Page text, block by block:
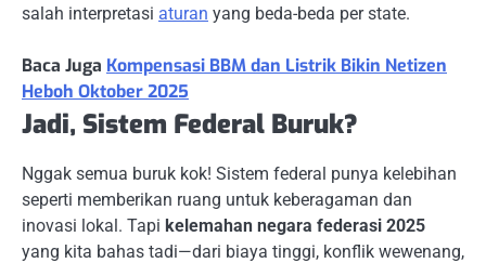
salah interpretasi aturan yang beda-beda per state.
Baca Juga Kompensasi BBM dan Listrik Bikin Netizen
Heboh Oktober 2025
Jadi, Sistem Federal Buruk?
Nggak semua buruk kok! Sistem federal punya kelebihan
seperti memberikan ruang untuk keberagaman dan
inovasi lokal. Tapi kelemahan negara federasi 2025
yang kita bahas tadi—dari biaya tinggi, konflik wewenang,